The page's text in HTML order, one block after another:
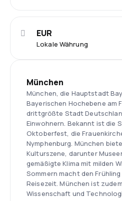
Lokale Währung
EUR
München
München, die Hauptstadt
Bayerischen Hochebene am
drittgrößte Stadt
Einwohnern. Bekannt ist die
Oktoberfest, die
Nymphenburg. München
Kulturszene, darunter
gemäßigte Klima mit milden
Sommern macht den
Reisezeit. München ist
Wissenschaft und